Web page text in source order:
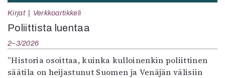
Kirjat Verkkoartikkeli
Poliittista luentaa
2–3/2026
”Historia osoittaa, kuinka kulloinenkin poliittinen
säätila on heijastunut Suomen ja Venäjän välisiin